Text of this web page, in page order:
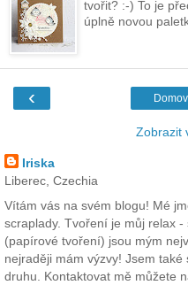
tvořit? :-) To je
úplně novou
‹
Zobrazit
Iriska
Liberec, Czechia
Vítám vás na svém blogu! Mé
scraplady. Tvoření je můj relax
(papírové tvoření) jsou mým
nejraději mám výzvy! Jsem
druhu. Kontaktovat mě můžete